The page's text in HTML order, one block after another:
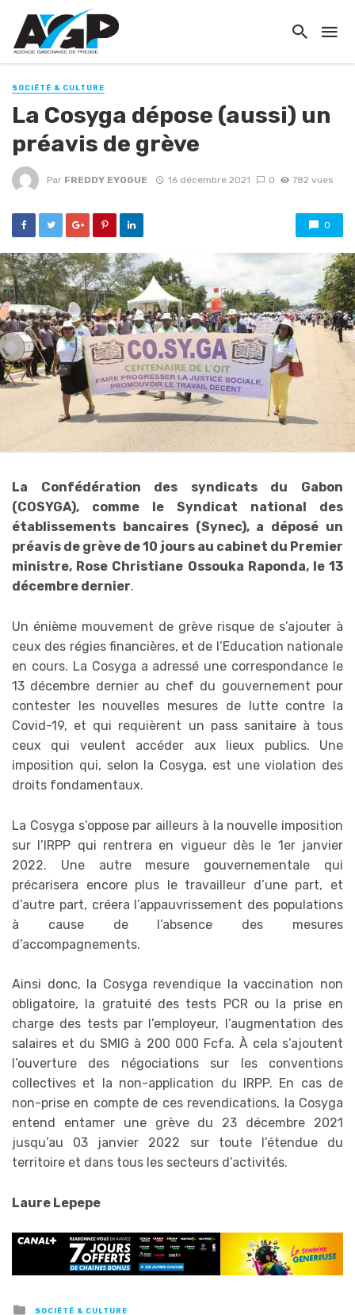
SOCIÉTÉ & CULTURE
La Cosyga dépose (aussi) un
préavis de grève
Par FREDDY EYOGUE 16 décembre 2021 0 782 vues
0
La Confédération des syndicats du Gabon
(COSYGA), comme le Syndicat national des
établissements bancaires (Synec), a déposé un
préavis de grève de 10 jours au cabinet du Premier
ministre, Rose Christiane Ossouka Raponda, le 13
décembre dernier.
Un énième mouvement de grève risque de s’ajouter à
ceux des régies financières, et de l’Education nationale
en cours. La Cosyga a adressé une correspondance le
13 décembre dernier au chef du gouvernement pour
contester les nouvelles mesures de lutte contre la
Covid-19, et qui requièrent un pass sanitaire à tous
ceux qui veulent accéder aux lieux publics. Une
imposition qui, selon la Cosyga, est une violation des
droits fondamentaux.
La Cosyga s’oppose par ailleurs à la nouvelle imposition
sur l’IRPP qui rentrera en vigueur dès le 1er janvier
2022. Une autre mesure gouvernementale qui
précarisera encore plus le travailleur d’une part, et
d’autre part, créera l’appauvrissement des populations
à cause de l’absence des mesures
d’accompagnements.
Ainsi donc, la Cosyga revendique la vaccination non
obligatoire, la gratuité des tests PCR ou la prise en
charge des tests par l’employeur, l’augmentation des
salaires et du SMIG à 200 000 Fcfa. À cela s’ajoutent
l’ouverture des négociations sur les conventions
collectives et la non-application du IRPP. En cas de
non-prise en compte de ces revendications, la Cosyga
entend entamer une grève du 23 décembre 2021
jusqu’au 03 janvier 2022 sur toute l’étendue du
territoire et dans tous les secteurs d’activités.
Laure Lepepe
Posted
SOCIÉTÉ & CULTURE